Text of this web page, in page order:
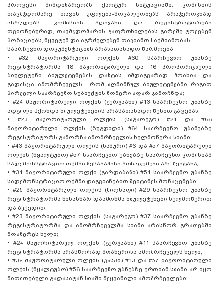
პროცესი მიმდინარეობს ქაოტურ სიტუაციაში. კომისიის
თავმჯდომარე თავის უფლება-მოვალეობებს არაჯეროვნად
ასრულებს. კომისიის მდივანი და რეგისტრატორები
თვითნებურად, თავმჯდომარის გაფრთხილების გარეშე ტოვებენ
პოზიციებს, წყვეტენ და აგრძელებენ თავიანთ საქმიანობას.
საარჩევნო დოკუმენტაციის არასათანადო წარმოება
•
#32 მაჟორიტარული ოლქის #60 საარჩევნო უბანზე
რეგისტრატორმა 18 მაჟორიტარული და 16 პროპორციული
ბიულეტენი ბიულეტენების დასტას იმდაგვარად მოახია და
გადასცა ამომრჩეველს, რომ აღნიშნულ ბიულეტენებში რიგით
პირველი საარჩევნო სუბიექტის ნომერი აღარ გამოჩნდა;
• #24 მაჟორიტარული ოლქის (გურჯაანი) #13 საარჩევნო უბანზე
ადგილი ჰქონდა ბიულეტენების არასათანადო წესით გაცემას;
•
#23 მაჟორიტარული ოლქის (საგარეჯო) #21 და #66
მაჟორიტარული ოლქის (ზუგდიდი) #64 საარჩევნო უბანებზე
რეგისტრატორს გამორჩა ამომრჩევლის ხელმოწერა სიაში;
• #43 მაჟორიტარული ოლქის (ხაშური) #6 და #57 მაჟორიტარული
ოლქის (წყალტუბო) #57 საარჩევნო უბნებზე საარჩევნო კომისიამ
სადემონსტრაციო ოქმში შესაბამისი მონაცემები არ შეიტანა;
• #31 მაჟორიტარული ოლქი (გარდაბანი) #51 საარჩევნო უბანზე
სადემონსტრაციო ოქმში დაგვიანებით შეიტანეს მონაცემები;
• #25 მაჟორიტარული ოლქის (სიღნაღი) #29 საარჩევნო უბანზე
რეგისტრატორმა წინასწარ დაამოწმა ბიულეტენები ხელმოწერით
და ბეჭედით.
• #23 მაჟორიტარული ოლქის (საგარეჯო) #37 საარჩევნო უბანზე
რეგისტრატორმა და ამომრჩეველმა სიაში არასწორ გრაფებში
მოაწერეს ხელი;
• #24 მაჟორიტარულ ოლქის (გურჯაანი) #11 საარჩევნო უბანზე
რეგისტრატორმა არასწორად მოაწერინა ამომრჩეველს ხელი;
• #39 მაჟორიტარული ოლქის (კასპი) #13 და #57 მაჟორიტარული
ოლქის (წყალტუბო) #56 საარჩევნო უბნებზე ერთიან სიაში არ იყო
მითითებული გადასატან სიაში შეყვანილი ამომრჩევლები;